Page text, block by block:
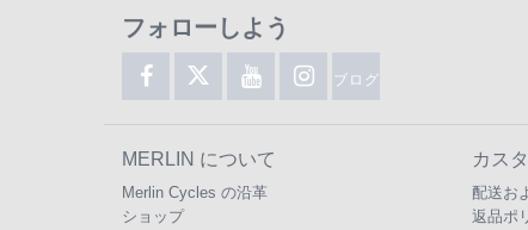
フォローしよう
ブログ
MERLIN について
Merlin Cycles の沿革
ショップ
カス
配送お
返品ポ